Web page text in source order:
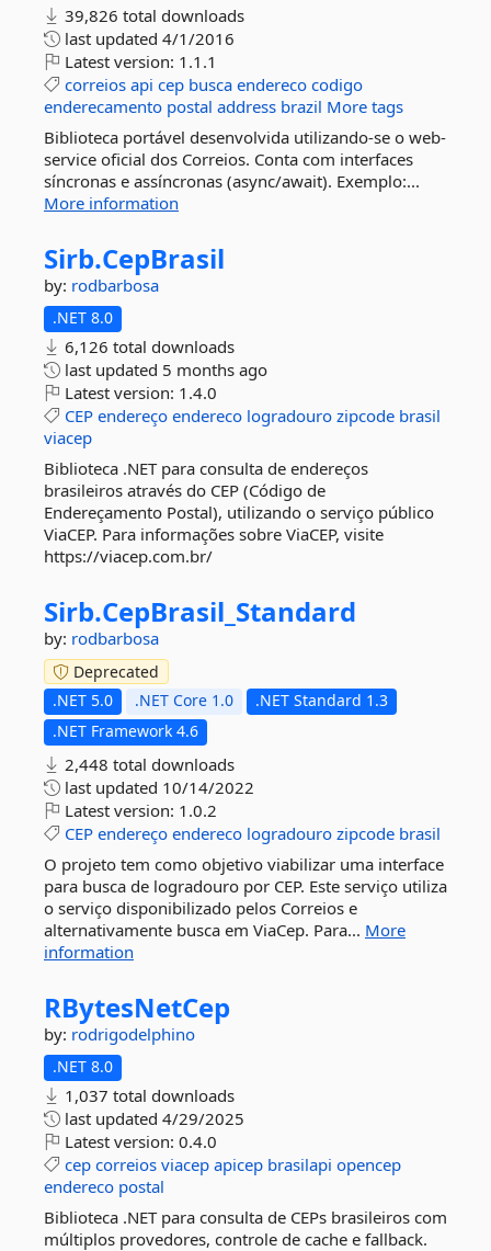
39,826 total downloads
last updated 4/1/2016
Latest version: 1.1.1
correios api cep busca endereco codigo
enderecamento postal address brazil More tags
Biblioteca portável desenvolvida utilizando-se o web-
service oficial dos Correios. Conta com interfaces
síncronas e assíncronas (async/await). Exemplo:...
More information
Sirb.CepBrasil
by: rodbarbosa
.NET 8.0
6,126 total downloads
last updated 5 months ago
Latest version: 1.4.0
CEP endereço endereco logradouro zipcode brasil
viacep
Biblioteca .NET para consulta de endereços
brasileiros através do CEP (Código de
Endereçamento Postal), utilizando o serviço público
ViaCEP. Para informações sobre ViaCEP, visite
https://viacep.com.br/
Sirb.CepBrasil_Standard
by: rodbarbosa
Deprecated
.NET 5.0
.NET Core 1.0
.NET Standard 1.3
.NET Framework 4.6
2,448 total downloads
last updated 10/14/2022
Latest version: 1.0.2
CEP endereço endereco logradouro zipcode brasil
O projeto tem como objetivo viabilizar uma interface
para busca de logradouro por CEP. Este serviço utiliza
o serviço disponibilizado pelos Correios e
alternativamente busca em ViaCep. Para... More
information
RBytesNetCep
by: rodrigodelphino
.NET 8.0
1,037 total downloads
last updated 4/29/2025
Latest version: 0.4.0
cep correios viacep apicep brasilapi opencep
endereco postal
Biblioteca .NET para consulta de CEPs brasileiros com
múltiplos provedores, controle de cache e fallback.